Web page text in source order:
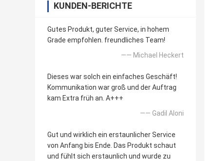
KUNDEN-BERICHTE
Gutes Produkt, guter Service, in hohem
Grade empfohlen. freundliches Team!
—— Michael Heckert
Dieses war solch ein einfaches Geschäft!
Kommunikation war groß und der Auftrag
kam Extra früh an. A+++
—— GadiI Aloni
Gut und wirklich ein erstaunlicher Service
von Anfang bis Ende. Das Produkt schaut
und fühlt sich erstaunlich und wurde zu